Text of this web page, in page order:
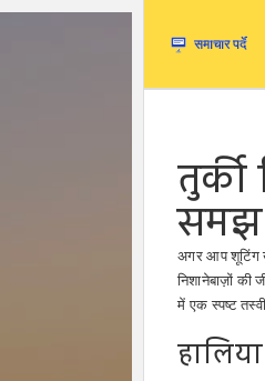
समझ
अगर आप शूटिंग
निशानेबाज़ों
में एक स्पष्ट